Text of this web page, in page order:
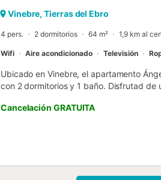
Vinebre, Tierras del Ebro
4 pers. 2 dormitorios 64 m² 1,9 km al
Wifi Aire acondicionado Televisión
Ubicado en Vinebre, el apartamento
con 2 dormitorios y 1 baño. Disfrutad
balcón privado y a la terraza
Cancelación GRATUITA